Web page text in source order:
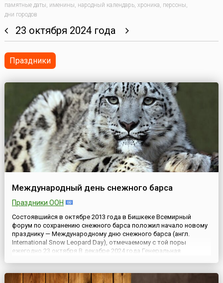
памятные даты, именины, народный календарь, хроника, персоны,
дни городов
23 октября 2024 года
Праздники
Международный день снежного барса
Праздники ООН
Состоявшийся в октябре 2013 года в Бишкеке Всемирный
форум по сохранению снежного барса положил начало новому
празднику — Международному дню снежного барса (англ.
International Snow Leopard Day), отмечаемому с той поры
ежегодно 23 октября.В декабре 2024 года Генеральная
в обеспе...